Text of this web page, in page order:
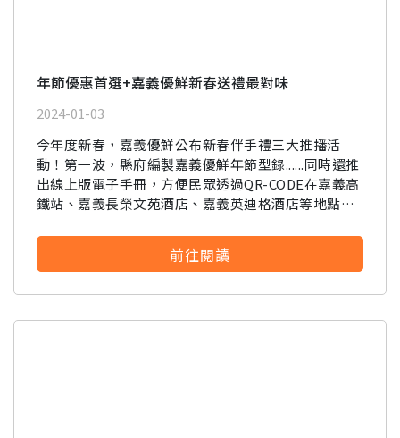
年節優惠首選+嘉義優鮮新春送禮最對味
2024-01-03
今年度新春，嘉義優鮮公布新春伴手禮三大推播活
動！第一波，縣府編製嘉義優鮮年節型錄......同時還推
出線上版電子手冊，方便民眾透過QR-CODE在嘉義高
鐵站、嘉義長榮文苑酒店、嘉義英迪格酒店等地點隨
企業熱烈響應，型錄才發出一週，訂單回報已累計突
前往閱讀